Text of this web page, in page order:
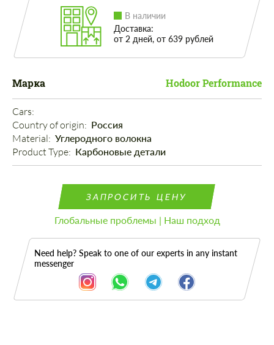
В наличии
Доставка:
от 2 дней, от 639 рублей
Марка Hodoor Performance
Cars:
Country of origin: Россия
Material: Углеродного волокна
Product Type: Карбоновые детали
ЗАПРОСИТЬ ЦЕНУ
Глобальные проблемы | Наш подход
Need help? Speak to one of our experts in any instant
messenger